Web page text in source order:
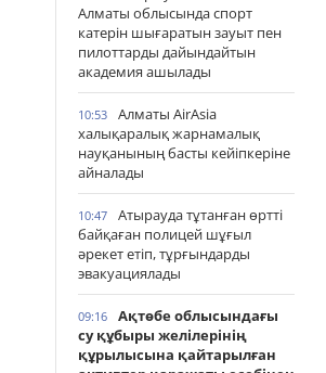
Алматы облысында спорт
катерін шығаратын зауыт пен
пилоттарды дайындайтын
академия ашылады
10:53
Алматы AirAsia
халықаралық жарнамалық
науқанының басты кейіпкеріне
айналады
10:47
Атырауда тұтанған өртті
байқаған полицей шұғыл
әрекет етіп, тұрғындарды
эвакуациялады
09:16
Ақтөбе облысындағы
су құбыры желілерінің
құрылысына қайтарылған